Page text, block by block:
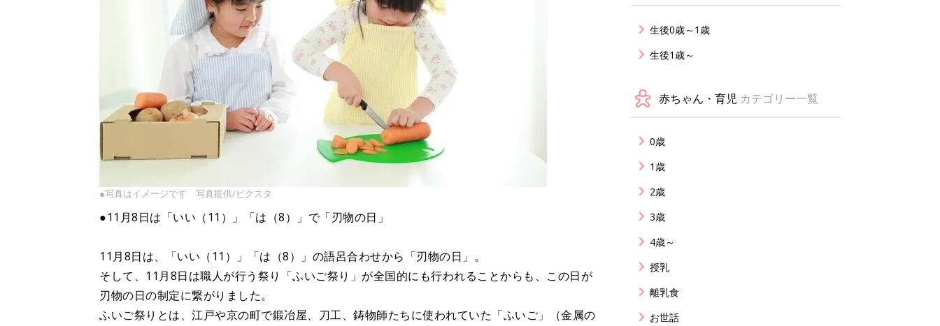
●写真はイメージです 写真提供/ピクスタ
●11月8日は「いい（11）」「は（8）」で「刃物の日」
11月8日は、「いい（11）」「は（8）」の語呂合わせから「刃物の日」。
そして、11月8日は職人が行う祭り「ふいご祭り」が全国的にも行われることからも、この日が
刃物の日の制定に繋がりました。
ふいご祭りとは、江戸や京の町で鍛冶屋、刀工、鋳物師たちに使われていた「ふいご」（金属の
生後0歳～1歳
生後1歳～
赤ちゃん・育児 カテゴリー一覧
0歳
1歳
2歳
3歳
4歳～
授乳
離乳食
お世話